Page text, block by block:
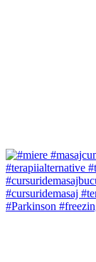
#Parkinson